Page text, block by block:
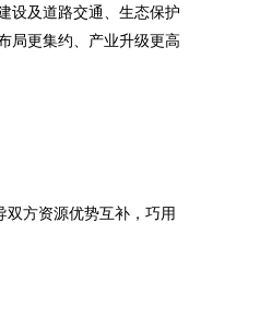
设及道路交通、生态保护
局更集约、产业升级更高
双方资源优势互补，巧用